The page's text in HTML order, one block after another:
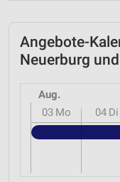
Angebote-
Neuerburg
Aug.
03 Mo 04 Di